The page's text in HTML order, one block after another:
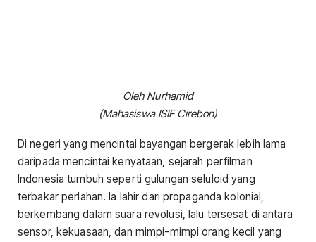
Oleh Nurhamid
(Mahasiswa ISIF Cirebon)
Di negeri yang mencintai bayangan bergerak lebih lama
daripada mencintai kenyataan, sejarah perfilman
Indonesia tumbuh seperti gulungan seluloid yang
terbakar perlahan. Ia lahir dari propaganda kolonial,
berkembang dalam suara revolusi, lalu tersesat di antara
sensor, kekuasaan, dan mimpi-mimpi orang kecil yang